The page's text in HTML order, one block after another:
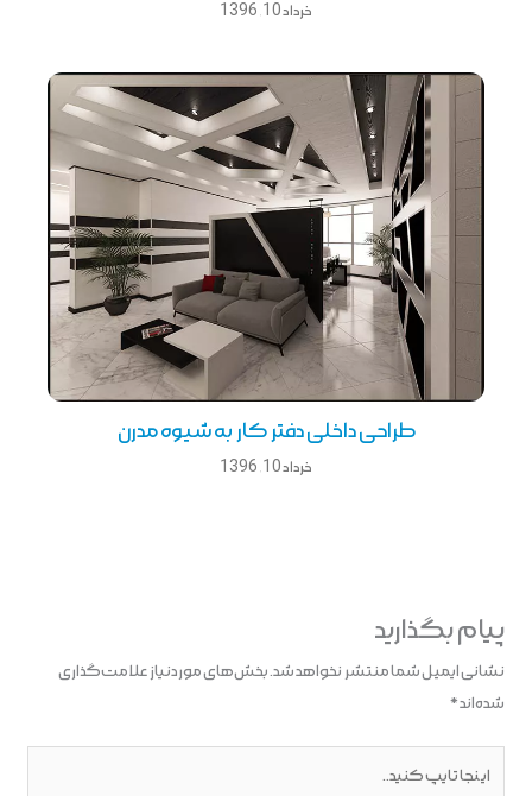
خرداد 10, 1396
طراحی داخلی دفتر كار به شیوه مدرن
خرداد 10, 1396
پیام بگذارید
نشانی ایمیل شما منتشر نخواهد شد.بخش‌های موردنیاز علامت‌گذاری
شده‌اند*